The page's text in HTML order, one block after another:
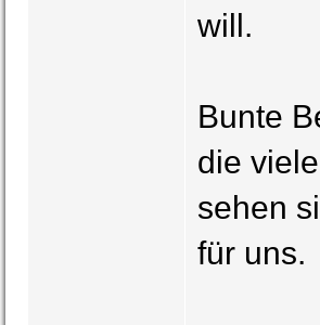
will.
Bunte
die
sehen
für uns.